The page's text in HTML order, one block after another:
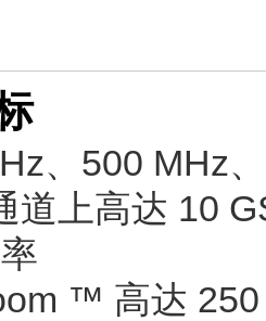
、500 MHz
道上高达 10
™ 高达